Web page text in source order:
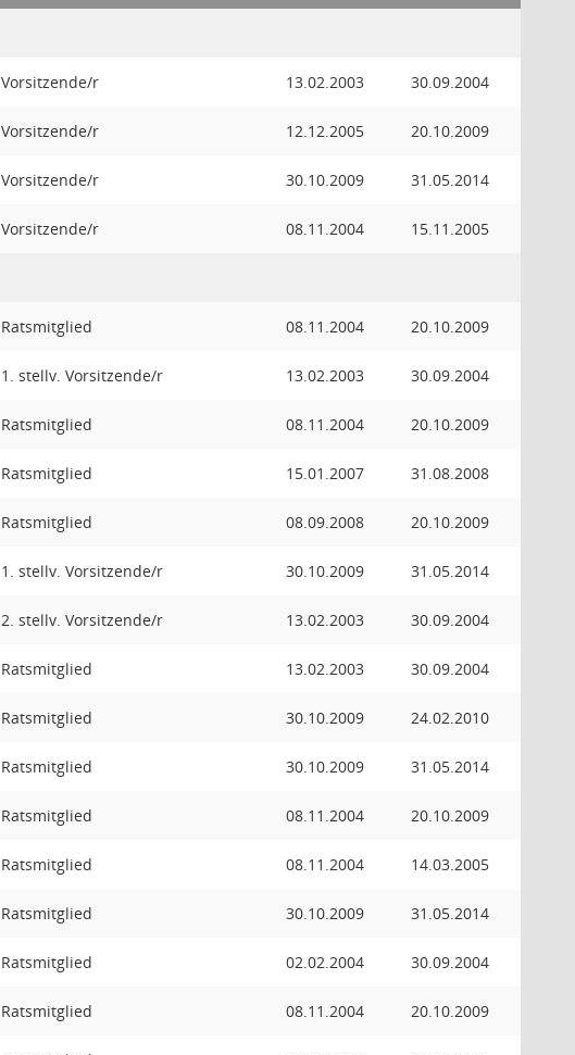
Vorsitzende/r 13.02.2003 30.09.2004
Vorsitzende/r 12.12.2005 20.10.2009
Vorsitzende/r 30.10.2009 31.05.2014
Vorsitzende/r 08.11.2004 15.11.2005
Ratsmitglied 08.11.2004 20.10.2009
1. stellv. Vorsitzende/r 13.02.2003 30.09.2004
Ratsmitglied 08.11.2004 20.10.2009
Ratsmitglied 15.01.2007 31.08.2008
Ratsmitglied 08.09.2008 20.10.2009
1. stellv. Vorsitzende/r 30.10.2009 31.05.2014
2. stellv. Vorsitzende/r 13.02.2003 30.09.2004
Ratsmitglied 13.02.2003 30.09.2004
Ratsmitglied 30.10.2009 24.02.2010
Ratsmitglied 30.10.2009 31.05.2014
Ratsmitglied 08.11.2004 20.10.2009
Ratsmitglied 08.11.2004 14.03.2005
Ratsmitglied 30.10.2009 31.05.2014
Ratsmitglied 02.02.2004 30.09.2004
Ratsmitglied 08.11.2004 20.10.2009